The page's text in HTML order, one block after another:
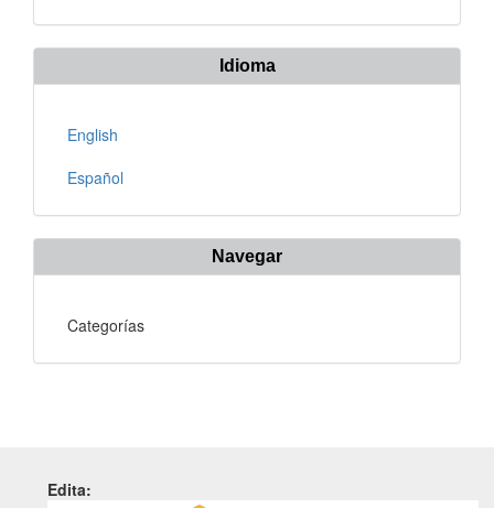
Idioma
English
Español
Navegar
Categorías
Edita: